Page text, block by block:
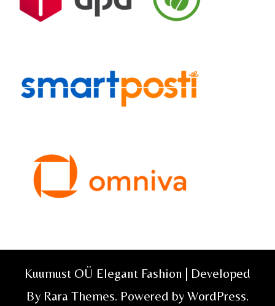
Kuumust OÜ Elegant Fashion | Developed
By Rara Themes. Powered by WordPress.